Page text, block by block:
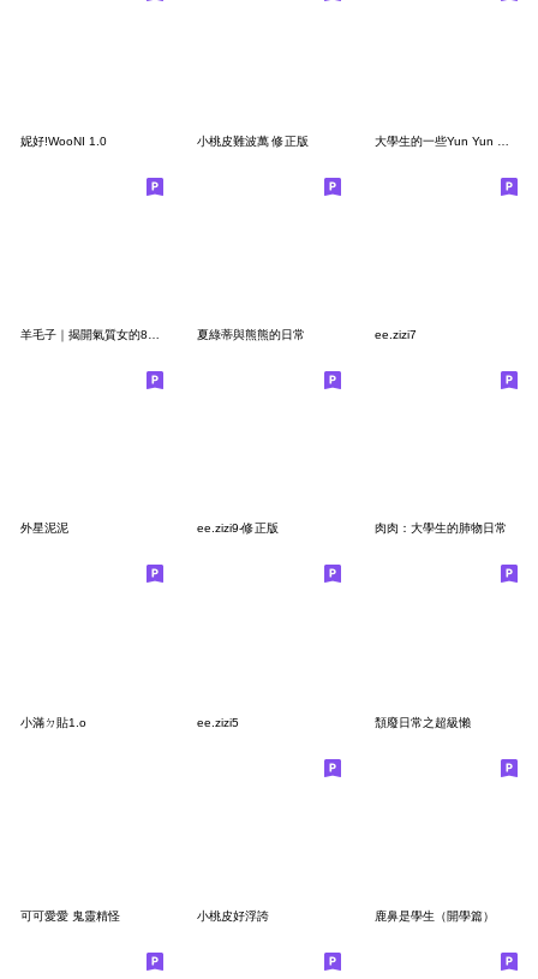
妮好!WooNI 1.0 小桃皮難波萬 修正版
夏綠蒂與熊熊的日常 ee.zizi7
外星泥泥 ee.zizi9-修正版 肉肉：大學生的肺物日常
小滿ㄉ貼1.o ee.zizi5 頹廢日常之超級懶
可可愛愛 鬼靈精怪 小桃皮好浮誇 鹿鼻是學生（開學篇）